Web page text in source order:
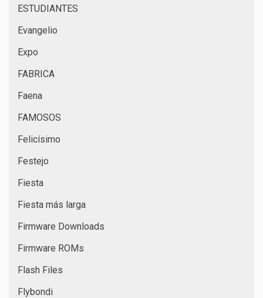
ESTUDIANTES
Evangelio
Expo
FABRICA
Faena
FAMOSOS
Felicísimo
Festejo
Fiesta
Fiesta más larga
Firmware Downloads
Firmware ROMs
Flash Files
Flybondi